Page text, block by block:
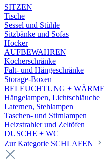
SITZEN
Tische
Sessel und Stühle
Sitzbänke und Sofas
Hocker
AUFBEWAHREN
Kocherschränke
Falt- und Hängeschränke
Storage-Boxen
BELEUCHTUNG + WÄRME
Hängelampen, Lichtschläuche
Laternen, Stehlampen
Taschen- und Stirnlampen
Heizstrahler und Zeltöfen
DUSCHE + WC
Zur Kategorie SCHLAFEN